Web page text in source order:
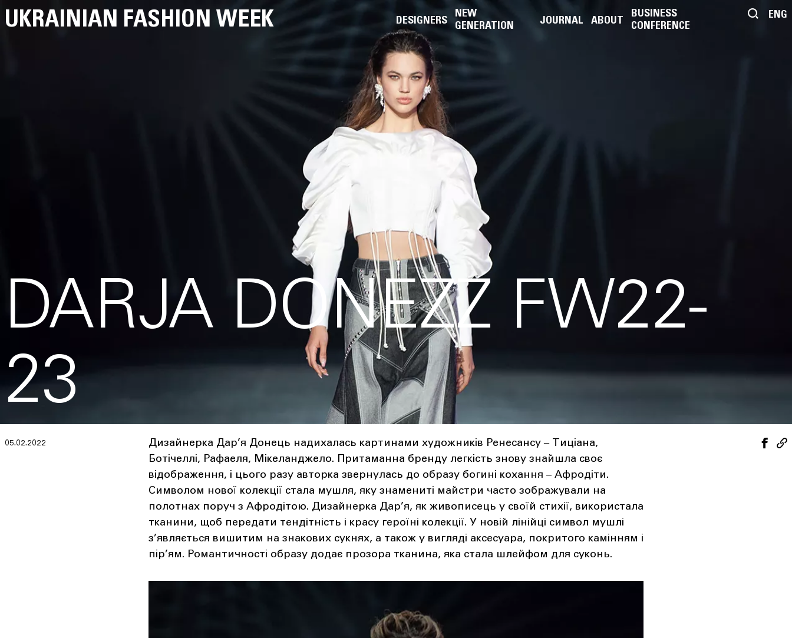
UKRAINIAN FASHION WEEK ENG
DESIGNERS
NEW
GENERATION
JOURNAL ABOUT
BUSINESS
CONFERENCE
DARJA DONEZZ FW22-
23
05.02.2022
Дизайнерка Дар’я Донець надихалась картинами художників Ренесансу ‒ Тиціана,
Ботічеллі, Рафаеля, Мікеланджело. Притаманна бренду легкість знову знайшла своє
відображення, і цього разу авторка звернулась до образу богині кохання – Афродіти.
Символом нової колекції стала мушля, яку знамениті майстри часто зображували на
полотнах поруч з Афродітою. Дизайнерка Дар’я, як живописець у своїй стихії, використала
тканини, щоб передати тендітність і красу героїні колекції. У новій лінійці символ мушлі
з’являється вишитим на знакових сукнях, а також у вигляді аксесуара, покритого камінням і
пір’ям. Романтичності образу додає прозора тканина, яка стала шлейфом для суконь.